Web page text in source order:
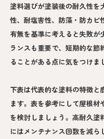
塗料選びが塗装後の耐久性
性、耐塩害性、防藻・防カビ
有無を基準に考えると失敗
ランスも重要で、短期的な
ることがある点に気をつけま
下表は代表的な塗料の特徴と
ます。表を参考にして屋根
を検討しましょう。高耐久塗
にはメンテナンス回数を減ら